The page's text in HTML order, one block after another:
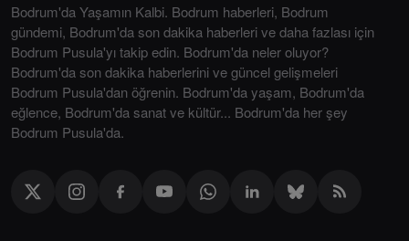
Bodrum'da Yaşamın Kalbi. Bodrum haberleri, Bodrum
gündemi, Bodrum'da son dakika haberleri ve daha fazlası için
Bodrum Pusula'yı takip edin. Bodrum'da neler oluyor?
Bodrum'da son dakika haberlerini ve güncel gelişmeleri
Bodrum Pusula'dan öğrenin. Bodrum'da yaşam, Bodrum'da
eğlence, Bodrum'da sanat ve kültür... Bodrum'da her şey
Bodrum Pusula'da.